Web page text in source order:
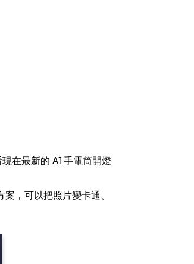
在最新的 AI 手電筒開燈
，可以把照片變卡通、